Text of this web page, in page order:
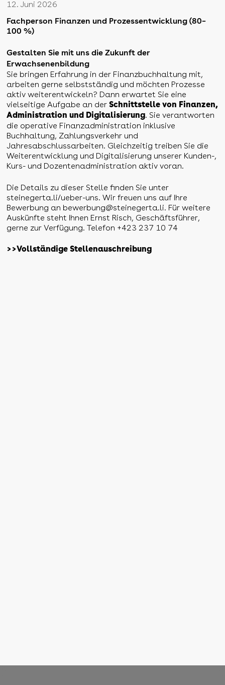
12. Juni 2026
Fachperson Finanzen und Prozessentwicklung (80–
100 %)
Gestalten Sie mit uns die Zukunft der
Erwachsenenbildung
Sie bringen Erfahrung in der Finanzbuchhaltung mit,
arbeiten gerne selbstständig und möchten Prozesse
aktiv weiterentwickeln? Dann erwartet Sie eine
vielseitige Aufgabe an der Schnittstelle von Finanzen,
Administration und Digitalisierung. Sie verantworten
die operative Finanzadministration inklusive
Buchhaltung, Zahlungsverkehr und
Jahresabschlussarbeiten. Gleichzeitig treiben Sie die
Weiterentwicklung und Digitalisierung unserer Kunden-,
Kurs- und Dozentenadministration aktiv voran.
Die Details zu dieser Stelle finden Sie unter
steinegerta.li/ueber-uns. Wir freuen uns auf Ihre
Bewerbung an bewerbung@steinegerta.li. Für weitere
Auskünfte steht Ihnen Ernst Risch, Geschäftsführer,
gerne zur Verfügung. Telefon +423 237 10 74
>>Vollständige Stellenauschreibung